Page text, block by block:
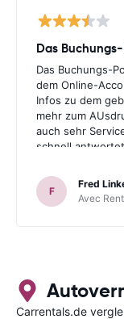
Das
Das Buchungs-
dem Online-
Infos zu dem
mehr zum
auch sehr
schnell
gute Erfahrung.
als meinen
auch für
F
Fred
Avec
Carrentals.de